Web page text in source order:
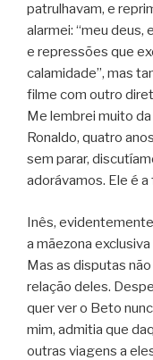
patrulhavam, e
alarmei: “meu deus,
e repressões que
calamidade”, mas
filme com outro
Me lembrei muito
Ronaldo, quatro
sem parar,
adorávamos. Ele é a
Inês,
a mãezona
Mas as disputas
relação deles.
quer ver o Beto
mim, admitia que
outras viagens a